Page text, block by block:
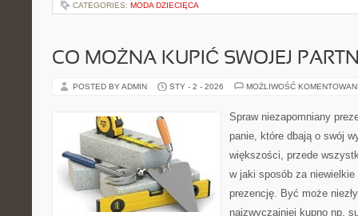
CATEGORIES: MODA DZIECIĘCA
CO MOŻNA KUPIĆ SWOJEJ
POSTED BY ADMIN STY - 2 - 2026 MOŻLIWOŚĆ
Spraw niezapomniany
panie, które dbają o swój
większości, przede
w jaki sposób za
prezencję. Być może
najzwyczajniej kupno np.